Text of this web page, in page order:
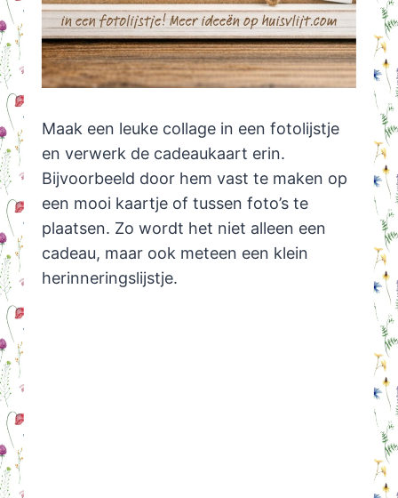
Maak een leuke collage in een fotolijstje
en verwerk de cadeaukaart erin.
Bijvoorbeeld door hem vast te maken op
een mooi kaartje of tussen foto’s te
plaatsen. Zo wordt het niet alleen een
cadeau, maar ook meteen een klein
herinneringslijstje.